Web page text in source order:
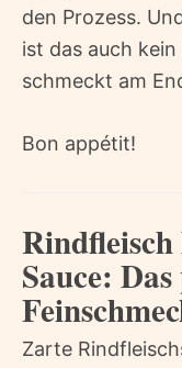
den Prozess.
ist das auch
schmeckt am
Bon appétit!
Sauce:
Zarte